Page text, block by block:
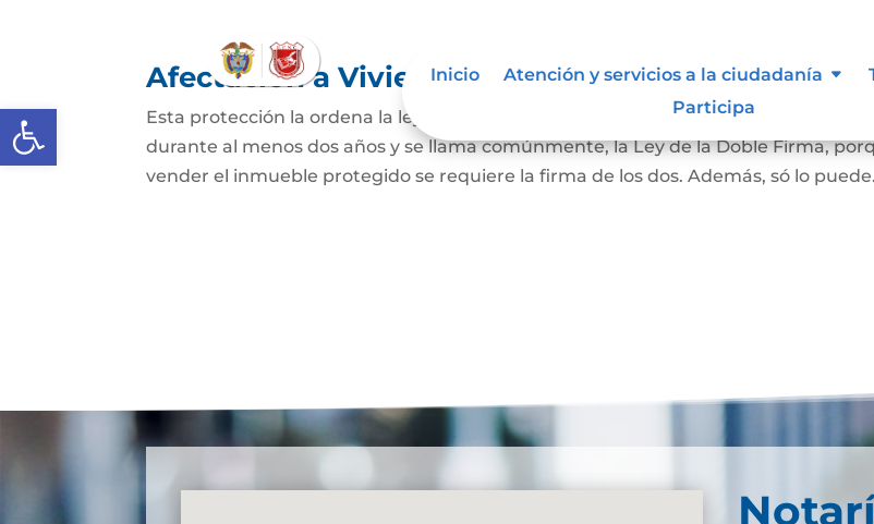
Abrir barra de herramientas
Inicio Atención y servicios a la ciudadanía
Participa
Afectación a Vivienda familiar
Esta protección la ordena la ley sobre la vivienda que habita la pareja casada o en
durante al menos dos años y se llama comúnmente, la Ley de la Doble Firma,
vender el inmueble protegido se requiere la firma de los dos. Además, só lo